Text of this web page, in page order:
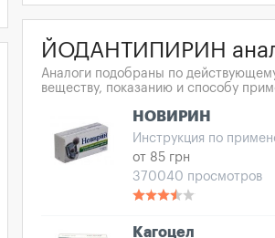
ЙОДАНТИПИРИН
Аналоги подобраны по
веществу, показанию и способу
НОВИРИН
Инструкция по
от 85 грн
370040 просмотров
Кагоцел